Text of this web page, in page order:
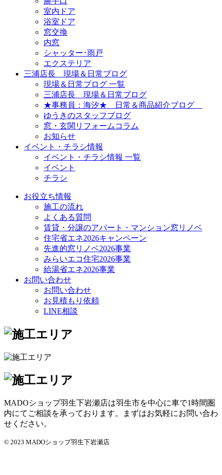
室内ドア
浴室ドア
窓交換
内窓
シャッター･雨戸
エクステリア
三浦店長 現場＆日常ブログ
現場＆日常ブログ 一覧
三浦店長 現場＆日常ブログ
★事務員：海汐★ 日常＆商品紹介ブログ
ゆうきのスタッフブログ
窓・玄関リフォームコラム
お知らせ
イベント・チラシ情報
イベント・チラシ情報 一覧
イベント
チラシ
お役立ち情報
施工の流れ
よくある質問
賃貸・分譲のアパート・マンション窓リノベ
住宅省エネ2026キャンペーン
先進的窓リノベ2026事業
みらいエコ住宅2026事業
給湯省エネ2026事業
お問い合わせ
お問い合わせ
お見積もり依頼
LINE相談
MADOショップ羽生下岩瀬店は羽生市を中心に車で1時間圏
内にてご相談を承っております。まずはお気軽にお問い合わ
せください。
© 2023 MADOショップ羽生下岩瀬店